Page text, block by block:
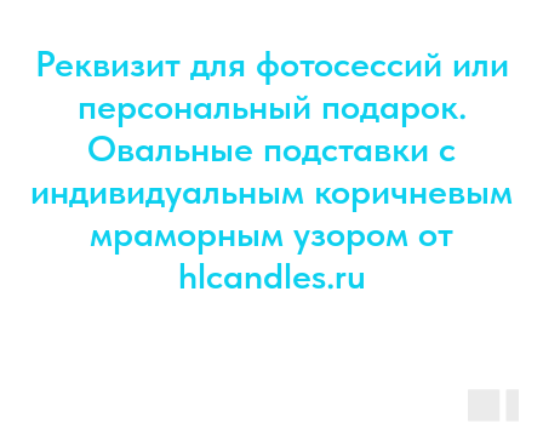
Реквизит для фотосессий или
персональный подарок.
Овальные подставки с
индивидуальным коричневым
мраморным узором от
hlcandles.ru